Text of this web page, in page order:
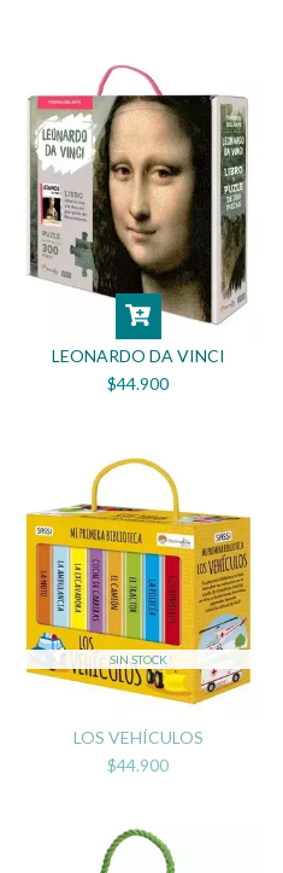
LEONARDO DA VINCI
$44.900
SIN STOCK
LOS VEHÍCULOS
$44.900